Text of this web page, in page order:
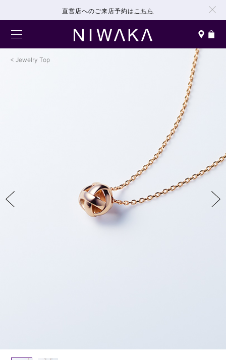
直営店へのご来店予約は こちら
Jewelry Top